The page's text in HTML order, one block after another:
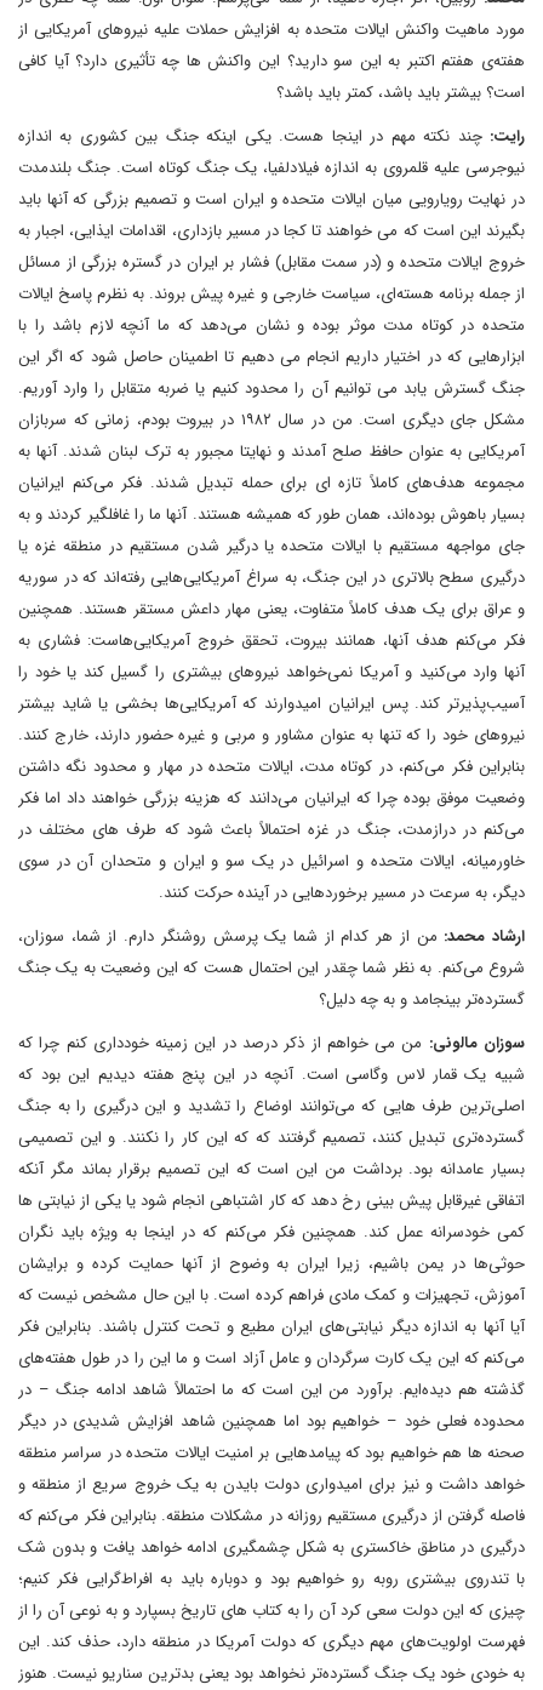
مورد ماهیت واکنش ایالات متحده به افزایش حملات علیه نیروهای آمریکایی از
هفته‌ی هفتم اکتبر به این سو دارید؟ این واکنش ها چه تأثیری دارد؟ آیا کافی
است؟ بیشتر باید باشد، کمتر باید باشد؟
رایت:چند نکته مهم در اینجا هست. یکی اینکه جنگ بین کشوری به اندازه
نیوجرسی علیه قلمروی به اندازه فیلادلفیا، یک جنگ کوتاه است. جنگ بلندمدت
در نهایت رویارویی میان ایالات متحده و ایران است و تصمیم بزرگی که آنها باید
بگیرند این است که می خواهند تا کجا در مسیر بازداری، اقدامات ایذایی، اجبار به
خروج ایالات متحده و (در سمت مقابل) فشار بر ایران در گستره بزرگی از مسائل
از جمله برنامه هسته‌ای، سیاست خارجی و غیره پیش بروند. به نظرم پاسخ ایالات
متحده در کوتاه مدت موثر بوده و نشان می‌دهد که ما آنچه لازم باشد را با
ابزارهایی که در اختیار داریم انجام می دهیم تا اطمینان حاصل شود که اگر این
جنگ گسترش یابد می توانیم آن را محدود کنیم یا ضربه متقابل را وارد آوریم.
مشکل جای دیگری است. من در سال ۱۹۸۲ در بیروت بودم، زمانی که سربازان
آمریکایی به عنوان حافظ صلح‌ آمدند و نهایتا مجبور به ترک لبنان شدند. آنها به
مجموعه هدف‌های کاملاً تازه ای برای حمله تبدیل شدند. فکر می‌کنم ایرانیان
بسیار باهوش بوده‌اند، همان طور که همیشه هستند. آنها ما را غافلگیر کردند و به
جای مواجهه مستقیم با ایالات متحده یا درگیر شدن مستقیم در منطقه غزه یا
درگیری سطح بالاتری در این جنگ، به سراغ آمریکایی‌هایی رفته‌اند که در سوریه
و عراق برای یک هدف کاملاً متفاوت، یعنی مهار داعش مستقر هستند. همچنین
فکر می‌کنم هدف آنها، همانند بیروت، تحقق خروج آمریکایی‌هاست: فشاری به
آنها وارد می‌کنید و آمریکا نمی‌خواهد نیروهای بیشتری را گسیل کند یا خود را
آسیب‌پذیرتر کند. پس ایرانیان امیدوارند که آمریکایی‌ها بخشی یا شاید بیشتر
نیروهای خود را که تنها به عنوان مشاور و مربی و غیره حضور دارند، خارج کنند.
بنابراین فکر می‌کنم، در کوتاه مدت، ایالات متحده در مهار و محدود نگه داشتن
وضعیت موفق بوده چرا که ایرانیان می‌دانند که هزینه بزرگی خواهند داد اما فکر
می‌کنم در درازمدت، جنگ در غزه احتمالاً باعث ‌شود که طرف های مختلف در
خاورمیانه، ایالات متحده و اسرائیل در یک سو و ایران و متحدان آن در سوی
دیگر، به سرعت در مسیر برخوردهایی در آینده حرکت کنند.
ارشاد محمد: من از هر کدام از شما یک پرسش روشنگر دارم. از شما، سوزان،
شروع می‌کنم. به نظر شما چقدر این احتمال هست که این وضعیت به یک جنگ
گسترده‌تر بینجامد و به چه دلیل؟
سوزان مالونی: من می خواهم از ذکر درصد در این زمینه خودداری کنم چرا که
شبیه یک قمار لاس وگاسی است. آنچه در این پنج هفته دیدیم این بود که
اصلی‌ترین طرف هایی که می‌توانند اوضاع را تشدید و این درگیری را به جنگ
گسترده‌تری تبدیل کنند، تصمیم گرفتند که که این کار را نکنند. و این تصمیمی
بسیار عامدانه بود. برداشت من این است که این تصمیم برقرار بماند مگر آنکه
اتفاقی غیرقابل پیش بینی رخ دهد که کار اشتباهی انجام شود یا یکی از نیابتی ها
کمی خودسرانه عمل کند. همچنین فکر می‌کنم که در اینجا به ویژه باید نگران
حوثی‌ها در یمن باشیم، زیرا ایران به وضوح از آنها حمایت کرده و برایشان
آموزش، تجهیزات و کمک مادی فراهم کرده است. با این حال مشخص نیست که
آیا آنها به اندازه دیگر نیابتی‌های ایران مطیع و تحت کنترل باشند. بنابراین فکر
می‌کنم که این یک کارت سرگردان و عامل آزاد است و ما این را در طول هفته‌های
گذشته هم دیده‌ایم. برآورد من این است که ما احتمالاً شاهد ادامه جنگ – در
محدوده فعلی خود – خواهیم بود اما همچنین شاهد افزایش شدیدی در دیگر
صحنه ها هم خواهیم بود که پیامدهایی بر امنیت ایالات متحده در سراسر منطقه
خواهد داشت و نیز برای امیدواری دولت بایدن به یک خروج سریع از منطقه و
فاصله گرفتن از درگیری مستقیم روزانه در مشکلات منطقه. بنابراین فکر می‌کنم که
درگیری در مناطق خاکستری به شکل چشمگیری ادامه خواهد یافت و بدون شک
با تندروی بیشتری روبه رو خواهیم بود و دوباره باید به افراط‌گرایی فکر کنیم؛
چیزی که این دولت سعی کرد آن را به کتاب های تاریخ بسپارد و به نوعی آن را از
فهرست اولویت‌های مهم دیگری که دولت آمریکا در منطقه دارد، حذف کند. این
به خودی خود یک جنگ گسترده‌تر نخواهد بود یعنی بدترین سناریو نیست. هنوز